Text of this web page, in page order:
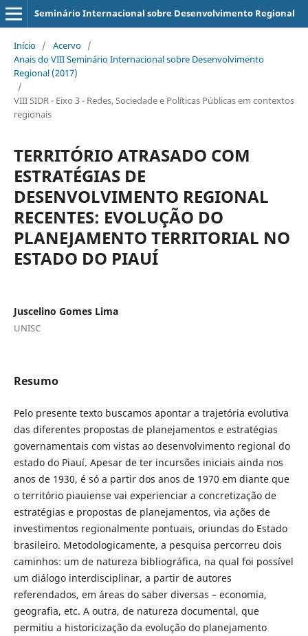
Seminário Internacional sobre Desenvolvimento Regional
Início / Acervo /
Anais do VIII Seminário Internacional sobre Desenvolvimento
Regional (2017)
/
VIII SIDR - Eixo 3 - Redes, Sociedade e Políticas Públicas em contextos
regionais
TERRITÓRIO ATRASADO COM
ESTRATÉGIAS DE
DESENVOLVIMENTO REGIONAL
RECENTES: EVOLUÇÃO DO
PLANEJAMENTO TERRITORIAL NO
ESTADO DO PIAUÍ
Juscelino Gomes Lima
UNISC
Resumo
Pelo presente texto buscamos apontar a trajetória evolutiva
das diferentes propostas de planejamentos e estratégias
governamentais com vistas ao desenvolvimento regional do
estado do Piauí. Apesar de ter incursões iniciais ainda nos
anos de 1930, é só a partir dos anos de 1970 em diante que
o território piauiense vai experienciar a concretização de
estratégias e propostas de planejamentos, via ações de
investimentos regionalmente pontuais, oriundas do Estado
brasileiro. Metodologicamente, a pesquisa percorreu dois
caminhos: um de natureza bibliográfica, na qual foi possível
um diálogo interdisciplinar, a partir de autores
referendados, em áreas do saber diversas – economia,
geografia, etc. A outra, de natureza documental, que
permitiu a historicização da evolução do planejamento